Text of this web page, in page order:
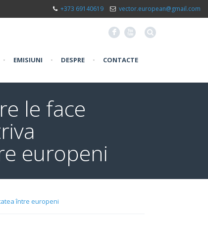
+373 69140619 vector.european@gmail.com
F X
• EMISIUNI • DESPRE • CONTACTE
le face
europeni
între europeni